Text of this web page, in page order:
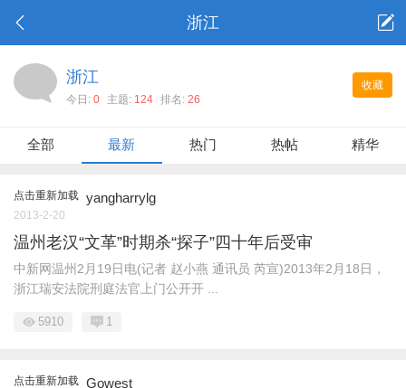
浙江
收藏
浙江
今日: 0 主题: 124 排名: 26
全部 最新 热门 热帖 精华
点击重新加载 yangharrylg
2013-2-20
温州老汉“文革”时期杀“探子”四十年后受审
中新网温州2月19日电(记者 赵小燕 通讯员 芮宣)2013年2月18日，
浙江瑞安法院刑庭法官上门公开开 ...
5910 1
点击重新加载 Gowest